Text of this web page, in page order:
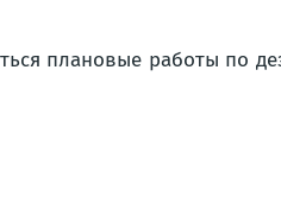
плановые работы по